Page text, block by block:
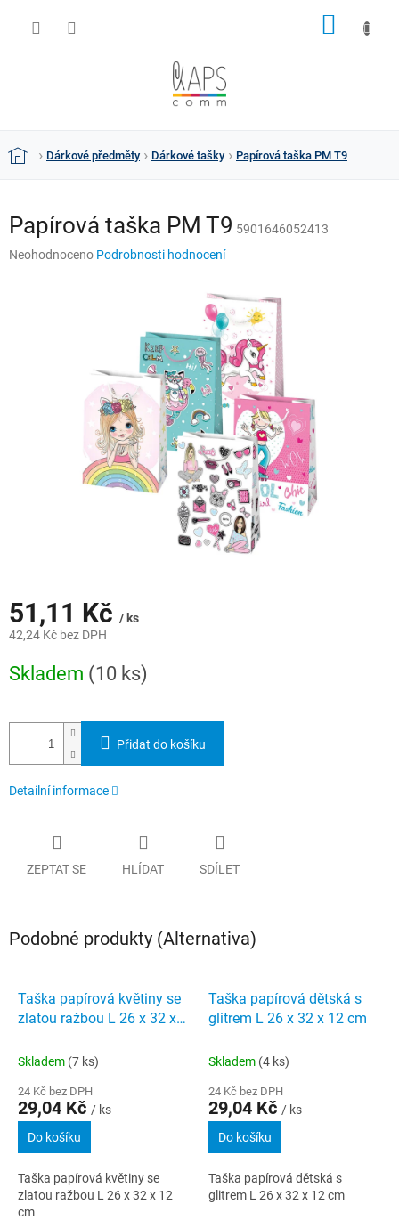
DomůDárkové předměty Dárkové tašky Papírová taška PM T9
Papírová taška PM T9 5901646052413
Průměrné
Neohodnoceno Podrobnosti hodnocení
51,11 Kč / ks
42,24 Kč bez DPH
cena:
Skladem (10 ks)
Přidat do košíku
Detailní informace
ZEPTAT SE HLÍDAT SDÍLET
Podobné produkty (Alternativa)
Taška papírová květiny se
zlatou ražbou L 26 x 32 x
Skladem (7 ks)
24 Kč bez DPH
29,04 Kč / ks
Do košíku
Taška papírová květiny se
zlatou ražbou L 26 x 32 x 12
cm
Taška papírová dětská s
glitrem L 26 x 32 x 12 cm
Skladem (4 ks)
24 Kč bez DPH
29,04 Kč / ks
Do košíku
Taška papírová dětská s
glitrem L 26 x 32 x 12 cm